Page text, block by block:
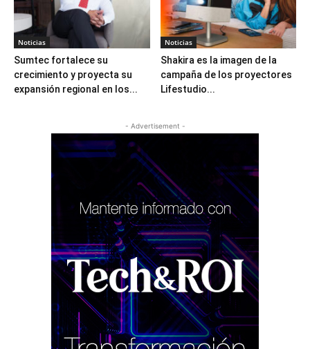
Noticias
Sumtec fortalece su
crecimiento y proyecta su
expansión regional en los...
Noticias
Shakira es la imagen de la
campaña de los proyectores
Lifestudio...
- Advertisement -